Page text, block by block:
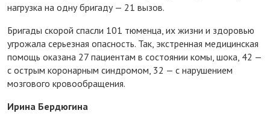
нагрузка на одну бригаду — 21 вызов.
Бригады скорой спасли 101 тюменца, их жизни и здоровью
угрожала серьезная опасность. Так, экстренная медицинская
помощь оказана 27 пациентам в состоянии комы, шока, 42 —
с острым коронарным синдромом, 32 — с нарушением
мозгового кровообращения.
Ирина Бердюгина